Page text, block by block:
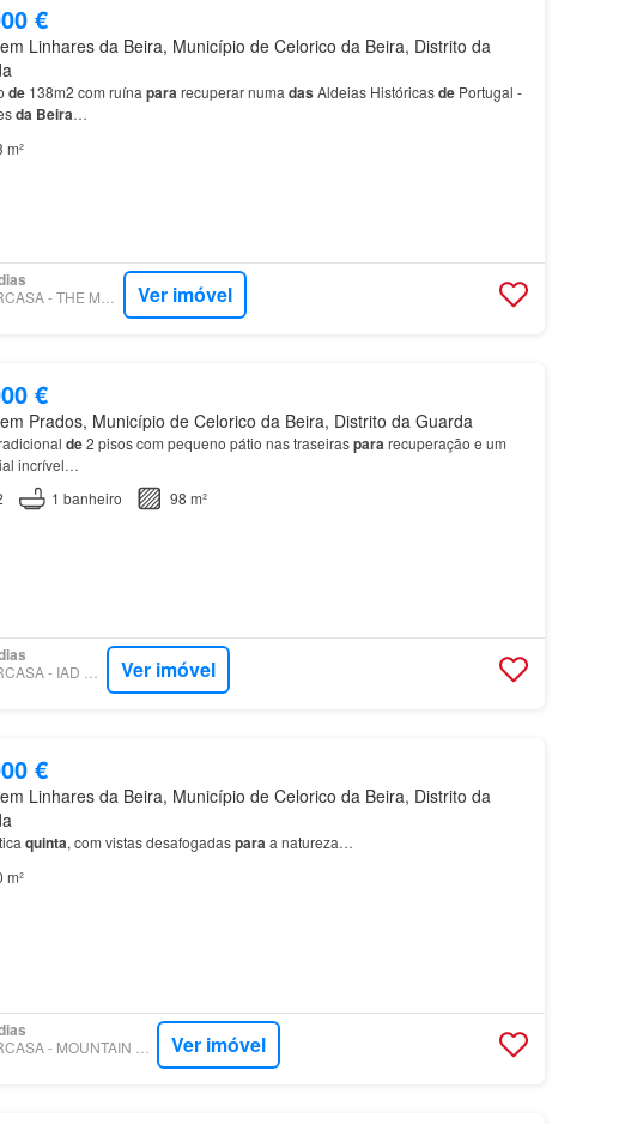
€
Linhares da Beira, Município de Celorico da Beira, Distrito da
de138m2 com ruína pararecuperar numa das Aldeias HistóricasdePortugal -
da Beira…
m²
Ver imóvel
€
em Prados, Município de Celorico da Beira, Distrito da Guarda
de2 pisos com pequeno pátio nas traseiraspararecuperação e um
incrível…
1 banheiro 98 m²
Ver imóvel
€
em Linhares da Beira, Município de Celorico da Beira, Distrito da
quinta, com vistas desafogadasparaa natureza…
m²
Ver imóvel